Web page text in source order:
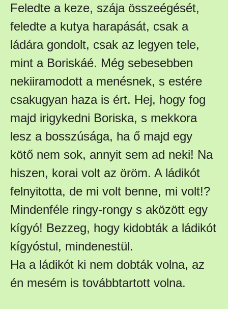
Feledte a keze, szája összeégését,
feledte a kutya harapását, csak a
ládára gondolt, csak az legyen tele,
mint a Boriskáé. Még sebesebben
nekiiramodott a menésnek, s estére
csakugyan haza is ért. Hej, hogy fog
majd irigykedni Boriska, s mekkora
lesz a bosszúsága, ha ő majd egy
kötő nem sok, annyit sem ad neki! Na
hiszen, korai volt az öröm. A ládikót
felnyitotta, de mi volt benne, mi volt!?
Mindenféle ringy-rongy s aközött egy
kígyó! Bezzeg, hogy kidobták a ládikót
kígyóstul, mindenestül.
Ha a ládikót ki nem dobták volna, az
én mesém is továbbtartott volna.